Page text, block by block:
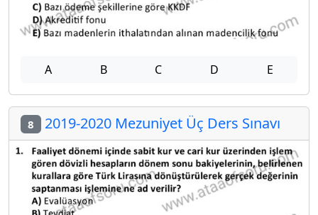
A B C D E
8 2019-2020 Mezuniyet Üç Ders Sınavı